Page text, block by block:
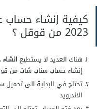
كيفية إنشاء
2023 من قوقل ؟
هناك العديد لا يستطيع
إنشاء حساب سناب شات من
تحتاج في البداية الىتحميل
الاندرويد